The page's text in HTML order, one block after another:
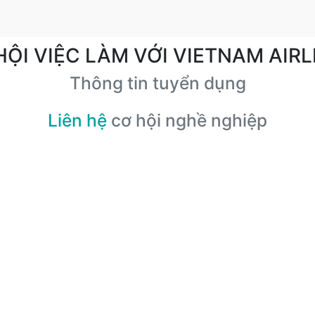
VIỆC LÀM VỚI VIETNAM
Thông tin tuyển dụng
Liên hệ cơ hội nghề nghiệp